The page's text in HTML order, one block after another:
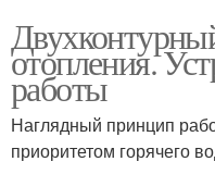
отопления.
работы
Наглядный принцип
приоритетом горячего